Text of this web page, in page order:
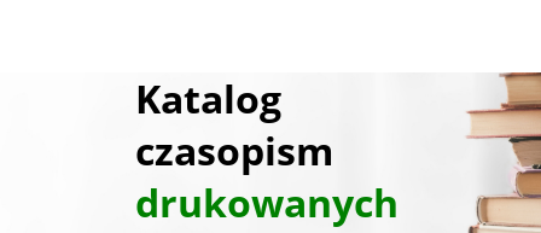
Katalog
czasopism
drukowanych